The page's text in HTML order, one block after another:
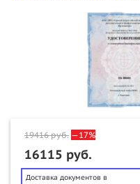
19416руб. —17%
16115 руб.
Доставка документов в